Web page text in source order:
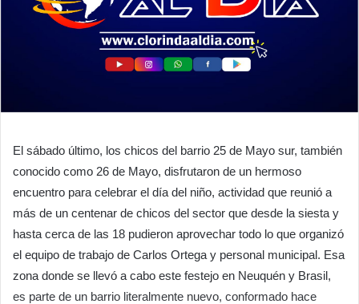
El sábado último, los chicos del barrio 25 de Mayo sur, también
conocido como 26 de Mayo, disfrutaron de un hermoso
encuentro para celebrar el día del niño, actividad que reunió a
más de un centenar de chicos del sector que desde la siesta y
hasta cerca de las 18 pudieron aprovechar todo lo que organizó
el equipo de trabajo de Carlos Ortega y personal municipal. Esa
zona donde se llevó a cabo este festejo en Neuquén y Brasil,
es parte de un barrio literalmente nuevo, conformado hace